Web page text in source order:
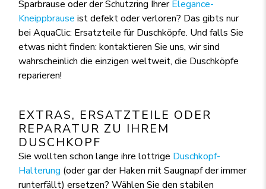
Sparbrause oder der Schutzring IhrerElegance-
Kneippbrause ist defekt oder verloren? Das gibts nur
bei AquaClic: Ersatzteile für Duschköpfe. Und falls Sie
etwas nicht finden: kontaktieren Sie uns, wir sind
wahrscheinlich die einzigen weltweit, die Duschköpfe
reparieren!
EXTRAS, ERSATZTEILE ODER
REPARATUR ZU IHREM
DUSCHKOPF
Sie wollten schon lange ihre lottrige Duschkopf-
Halterung (oder gar der Haken mit Saugnapf der immer
runterfällt) ersetzen? Wählen Sie den stabilen